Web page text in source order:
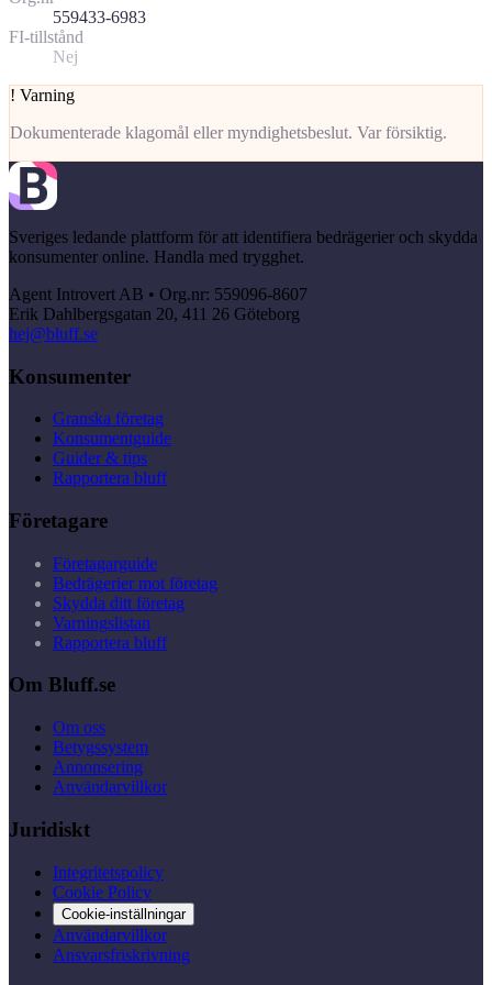
559433-6983
FI-tillstånd
Nej
! Varning
Dokumenterade klagomål eller myndighetsbeslut. Var försiktig.
Sveriges ledande plattform för att identifiera bedrägerier och skydda
konsumenter online. Handla med trygghet.
Agent Introvert AB • Org.nr: 559096-8607
Erik Dahlbergsgatan 20, 411 26 Göteborg
hej@bluff.se
Konsumenter
Granska företag
Konsumentguide
Guider & tips
Rapportera bluff
Företagare
Företagarguide
Bedrägerier mot företag
Skydda ditt företag
Varningslistan
Rapportera bluff
Om Bluff.se
Om oss
Betygssystem
Annonsering
Användarvillkor
Juridiskt
Integritetspolicy
Cookie Policy
Cookie-inställningar
Användarvillkor
Ansvarsfriskrivning